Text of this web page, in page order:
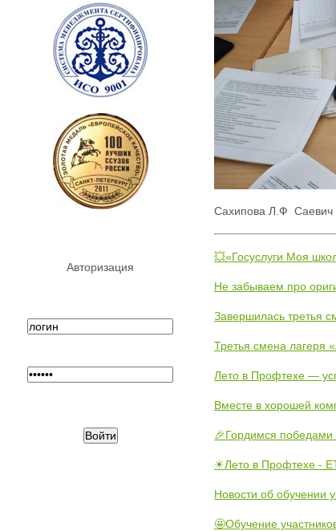
Авторизация
Сахипова Л.Ф
💥«Госуслуги Моя
Не забываем про
Завершилась третья
Третья смена лагеря
Лето в Профтехе —
Вместе в хорошей
🎉Гордимся победами
☀Лето в Профтехе -
Новости об обучении
🤩Обучение